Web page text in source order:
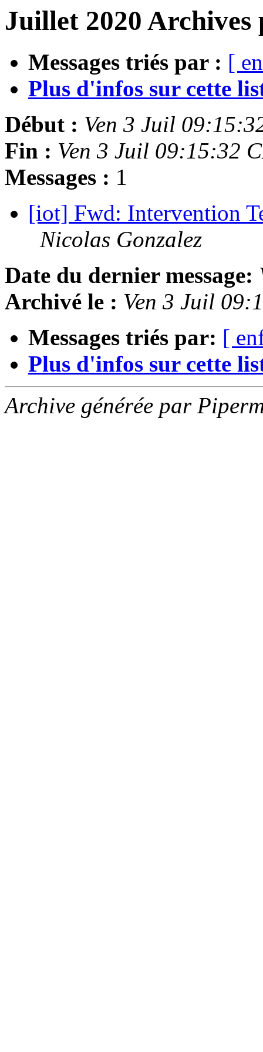
Juillet 2020 Archives
Messages triés par : [
Plus d'infos sur cette
Début : Ven 3 Juil
Fin : Ven 3 Juil 09:15:32
Messages : 1
[iot] Fwd: Intervention
Nicolas Gonzalez
Date du dernier message:
Archivé le : Ven 3 Juil
Messages triés par: [
Plus d'infos sur cette
Archive générée par